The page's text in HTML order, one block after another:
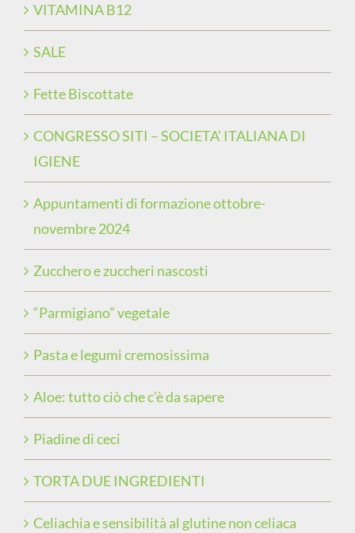
VITAMINA B12
SALE
Fette Biscottate
CONGRESSO SITI – SOCIETA’ ITALIANA DI
IGIENE
Appuntamenti di formazione ottobre-
novembre 2024
Zucchero e zuccheri nascosti
“Parmigiano” vegetale
Pasta e legumi cremosissima
Aloe: tutto ciò che c’è da sapere
Piadine di ceci
TORTA DUE INGREDIENTI
Celiachia e sensibilità al glutine non celiaca